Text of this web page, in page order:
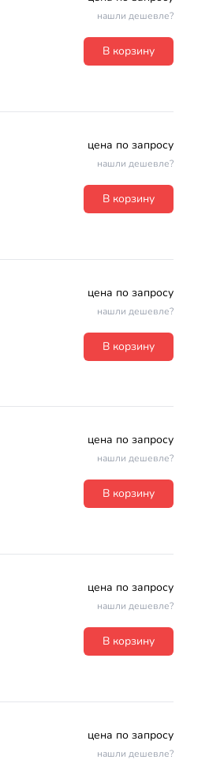
нашли дешевле?
В корзину
цена по запросу
нашли дешевле?
В корзину
цена по запросу
нашли дешевле?
В корзину
цена по запросу
нашли дешевле?
В корзину
цена по запросу
нашли дешевле?
В корзину
цена по запросу
нашли дешевле?